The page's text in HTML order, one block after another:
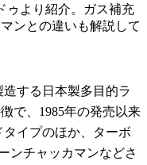
ゥより紹介。ガス補充
ンとの違いも解説して
造する日本製多目的ラ
で、1985年の発売以来
イプのほか、ターボ
ンチャッカマンなどさ